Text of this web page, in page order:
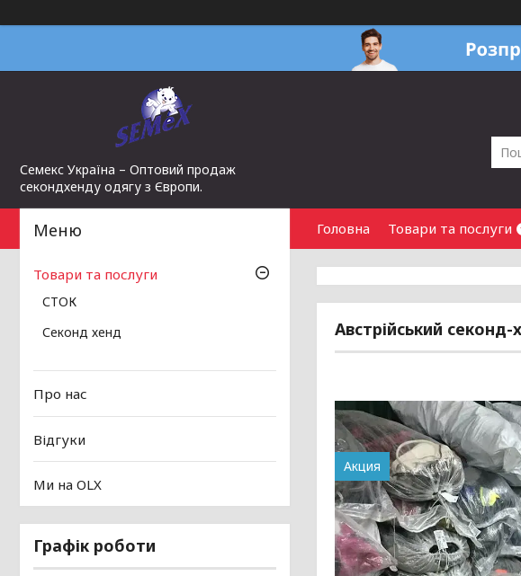
Семекс Україна – Оптовий продаж
секондхенду одягу з Європи.
Головна Товари та послуги
Австрійський секонд-
Акция
Товари та послуги
СТОК
Секонд хенд
Про нас
Відгуки
Ми на OLX
Графік роботи